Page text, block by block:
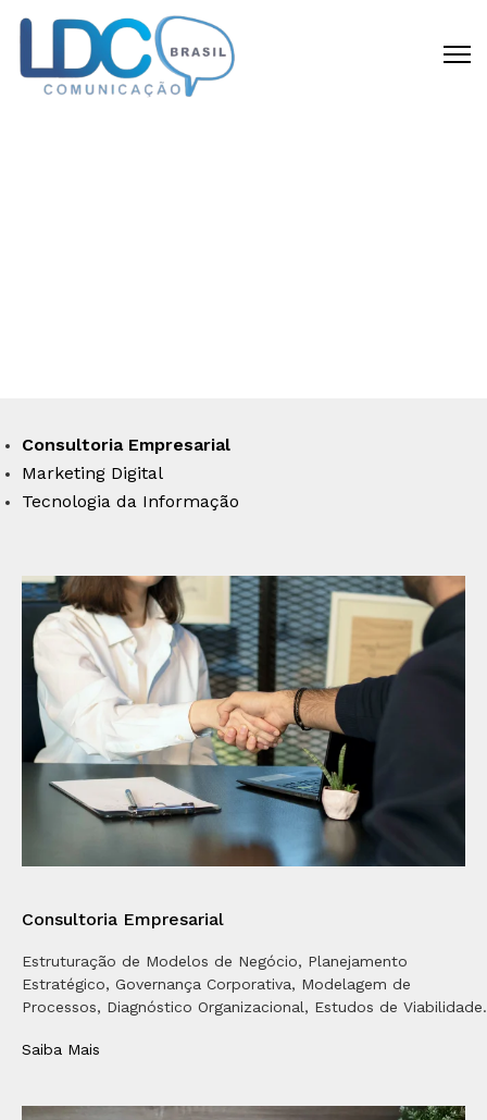
Consultoria Empresarial
Marketing Digital
Tecnologia da Informação
Consultoria Empresarial
Estruturação de Modelos de Negócio, Planejamento
Estratégico, Governança Corporativa, Modelagem de
Processos, Diagnóstico Organizacional, Estudos de Viabilidade.
Saiba Mais